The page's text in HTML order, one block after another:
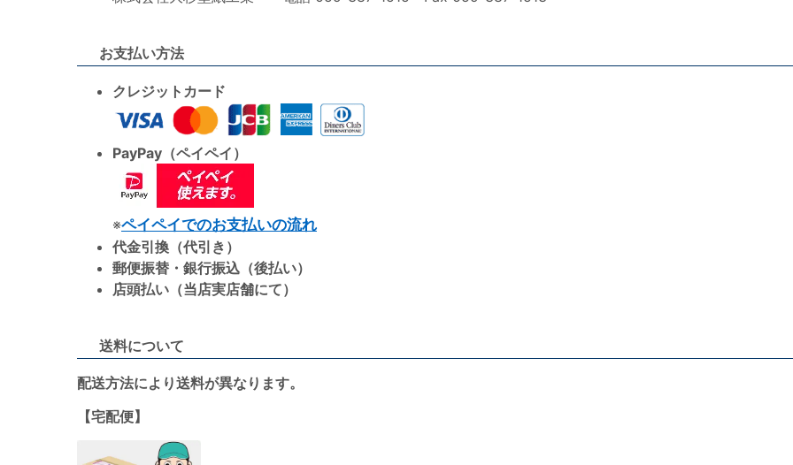
お支払い方法
クレジットカード
PayPay（ペイペイ）
※ペイペイでのお支払いの流れ
代金引換（代引き）
郵便振替・銀行振込（後払い）
店頭払い（当店実店舗にて）
送料について
配送方法により送料が異なります。
【宅配便】